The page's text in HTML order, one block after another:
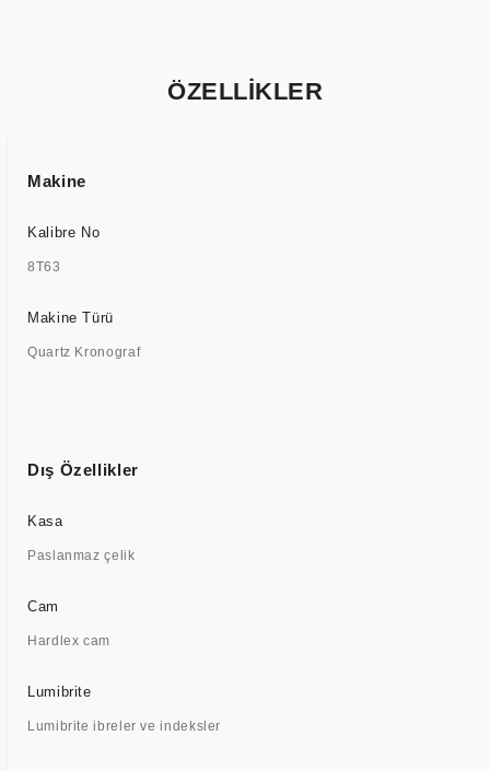
ÖZELLİKLER
Makine
Kalibre No
8T63
Makine Türü
Quartz Kronograf
Dış Özellikler
Kasa
Paslanmaz çelik
Cam
Hardlex cam
Lumibrite
Lumibrite ibreler ve indeksler